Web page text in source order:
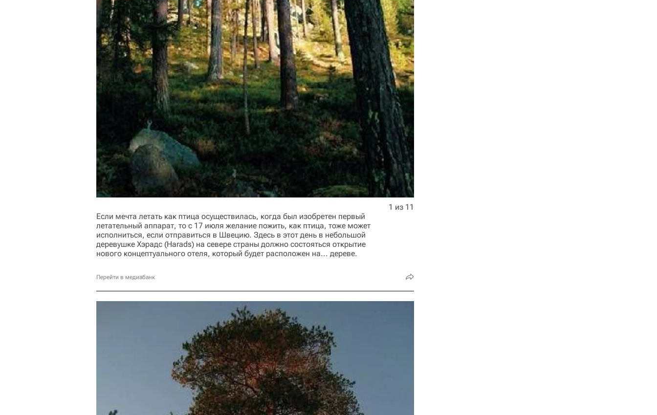
Если мечта летать как птица осуществилась, когда был изобретен первый
летательный аппарат, то с 17 июля желание пожить, как птица, тоже может
исполниться, если отправиться в Швецию. Здесь в этот день в небольшой
деревушке Хэрадс (Harads) на севере страны должно состояться открытие
нового концептуального отеля, который будет расположен на... дереве.
Перейти в медиабанк
1 из 11